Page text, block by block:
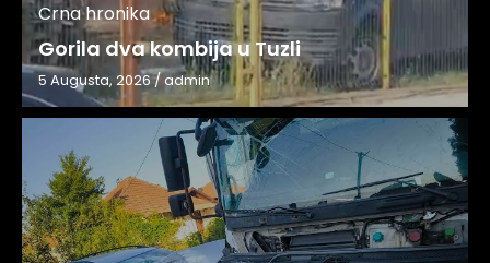
Crna hronika
Gorila dva kombija u Tuzli
5 Augusta, 2026/admin